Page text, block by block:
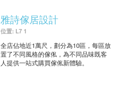
雅詩傢居設計
位置: L7 1
全店佔地近1萬尺，劃分為10區，每區放
置了不同風格的傢俬，為不同品味既客
人提供一站式購買傢俬新體驗。